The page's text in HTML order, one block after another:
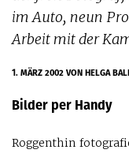
im Auto, neun
Arbeit mit der
1. MÄRZ 2002VON HELGA
Bilder per Handy
Roggenthin